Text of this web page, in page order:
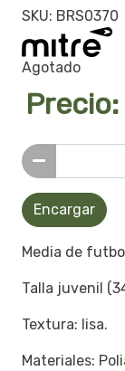
SKU: BRS0370
Agotado
Precio:
Encargar
Media de
Talla juvenil
Textura: lisa.
Materiales: